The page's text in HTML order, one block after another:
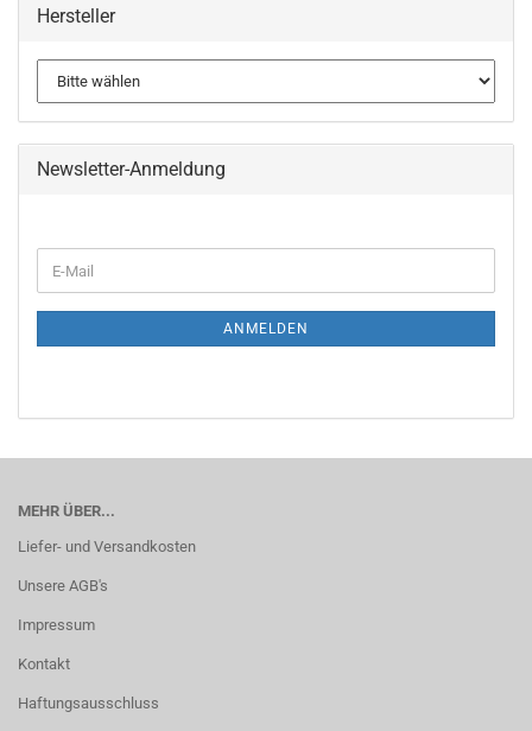
Hersteller
Newsletter-Anmeldung
ZUR
E-
Mail
ANMELDEN
MEHR ÜBER...
Liefer- und Versandkosten
Unsere AGB's
Impressum
Kontakt
Haftungsausschluss